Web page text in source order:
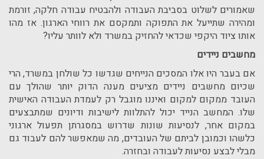
שאמורים לשלוט בסביבת העבודה ולהבטיח עבודה חלקה, זורמת
ומהירה שתייעל את התפוקה ותמקסם את רווחי הארגון. אז מהו
אותו ציוד היקפי שכדאי להחזיק במשרד ולא לוותר עליו?
מחשבים ניידים
אם בעבר היו אלו המסכים הנייחים שגדשו כל שולחן במשרד, הרי
שכיום מחשבים ניידים מציעים מענה הדוק יותר שהולך עם
העובד ממקום למקום ואיננו מוגבל רק לעמדת העבודה האישית
שלו. המחשב הנייד יכול להתלוות לישיבות ודיונים שמתבצעים
במקום אחר, לנסיעות שונות שדרוש במסגרתן תפעול ארגוני
כלשהו וכמובן לביתם של העובדים, מה שמאפשר להם לעבוד גם
מבלי לבצע נסיעות לעבודה ובחזרה.